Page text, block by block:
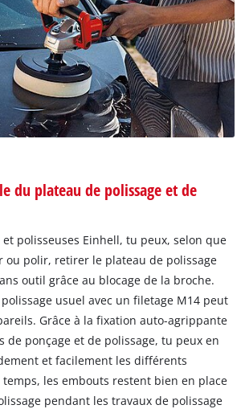
du plateau de polissage et de
et polisseuses Einhell, tu peux, selon que
ou polir, retirer le plateau de polissage
outil grâce au blocage de la broche.
usuel avec un filetage M14 peut
Grâce à la fixation auto-agrippante
de ponçage et de polissage, tu peux en
et facilement les différents
temps, les embouts restent bien en place
pendant les travaux de polissage